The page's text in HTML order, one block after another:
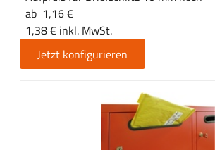
ab 1,16 €
1,38 € inkl. MwSt.
Jetzt konfigurieren